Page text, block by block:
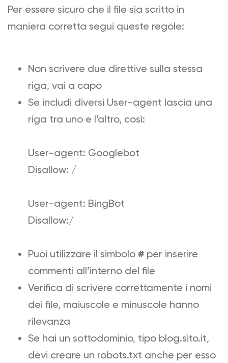
Per essere sicuro che il file sia scritto in
maniera corretta segui queste regole:
Non scrivere due direttive sulla stessa
riga, vai a capo
Se includi diversi User-agent lascia una
riga tra uno e l’altro, così:
User-agent: Googlebot
Disallow: /
User-agent: BingBot
Disallow:/
Puoi utilizzare il simbolo # per inserire
commenti all’interno del file
Verifica di scrivere correttamente i nomi
dei file, maiuscole e minuscole hanno
rilevanza
Se hai un sottodominio, tipo blog.sito.it,
devi creare un robots.txt anche per esso